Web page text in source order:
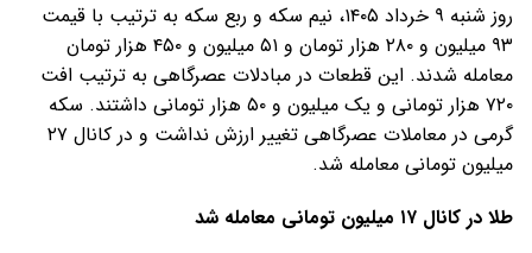
روز شنبه ۹ خرداد ۱۴۰۵، نیم سکه و ربع سکه به ترتیب با قیمت
۹۳ میلیون و ۲۸۰ هزار تومان و ۵۱ میلیون و ۴۵۰ هزار تومان
معامله شدند. این قطعات در مبادلات عصرگاهی به ترتیب افت
۷۲۰ هزار تومانی و یک میلیون و ۵۰ هزار تومانی داشتند. سکه
گرمی در معاملات عصرگاهی تغییر ارزش نداشت و در کانال ۲۷
میلیون تومانی معامله شد.
طلا در کانال ۱۷ میلیون تومانی معامله شد